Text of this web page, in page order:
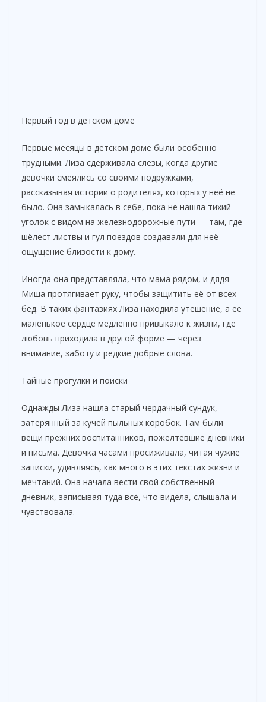
Первый год в детском доме
Первые месяцы в детском доме были особенно
трудными. Лиза сдерживала слёзы, когда другие
девочки смеялись со своими подружками,
рассказывая истории о родителях, которых у неё не
было. Она замыкалась в себе, пока не нашла тихий
уголок с видом на железнодорожные пути — там, где
шёлест листвы и гул поездов создавали для неё
ощущение близости к дому.
Иногда она представляла, что мама рядом, и дядя
Миша протягивает руку, чтобы защитить её от всех
бед. В таких фантазиях Лиза находила утешение, а её
маленькое сердце медленно привыкало к жизни, где
любовь приходила в другой форме — через
внимание, заботу и редкие добрые слова.
Тайные прогулки и поиски
Однажды Лиза нашла старый чердачный сундук,
затерянный за кучей пыльных коробок. Там были
вещи прежних воспитанников, пожелтевшие дневники
и письма. Девочка часами просиживала, читая чужие
записки, удивляясь, как много в этих текстах жизни и
мечтаний. Она начала вести свой собственный
дневник, записывая туда всё, что видела, слышала и
чувствовала.